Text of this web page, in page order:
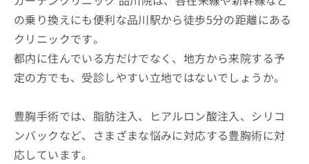
の乗り換えにも便利な品川駅から徒歩5分の距離にある
クリニックです。
都内に住んでいる方だけでなく、地方から来院する予
定の方でも、受診しやすい立地ではないでしょうか。
豊胸手術では、脂肪注入、ヒアルロン酸注入、シリコ
ンバックなど、さまざまな悩みに対応する豊胸術に対
応しています。